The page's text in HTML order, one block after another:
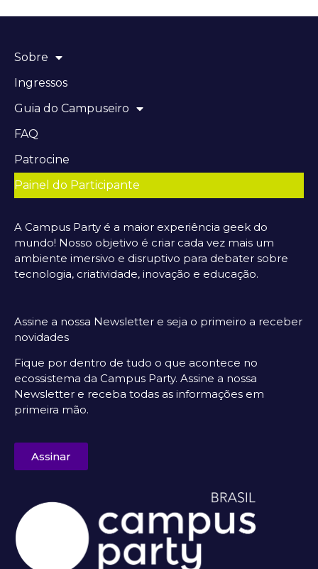
Sobre
Ingressos
Guia do Campuseiro
FAQ
Patrocine
Painel do Participante
A Campus Party é a maior experiência geek do
mundo! Nosso objetivo é criar cada vez mais um
ambiente imersivo e disruptivo para debater sobre
tecnologia, criatividade, inovação e educação.
Assine a nossa Newsletter e seja o primeiro a receber
novidades
Fique por dentro de tudo o que acontece no
ecossistema da Campus Party. Assine a nossa
Newsletter e receba todas as informações em
primeira mão.
Assinar